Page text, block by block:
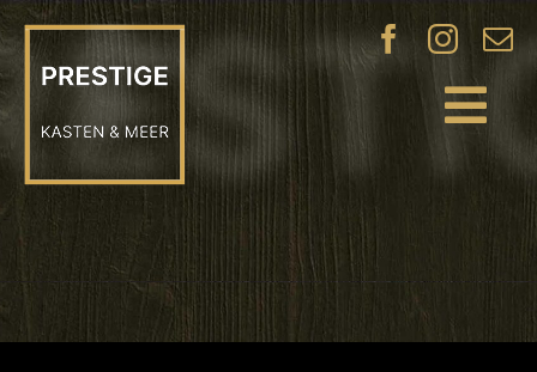
Ga
naar
inhoud
INDUSTRIËLE